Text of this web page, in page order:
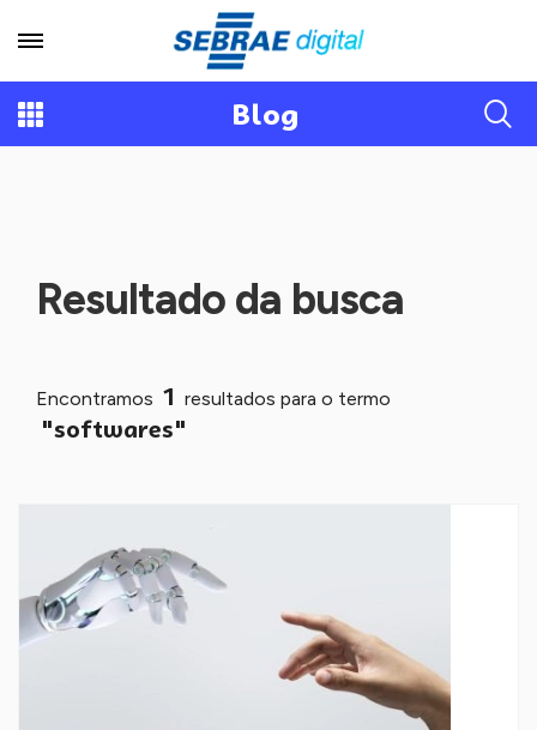
Blog
Resultado da busca
Encontramos 1 resultados para o termo
"softwares"